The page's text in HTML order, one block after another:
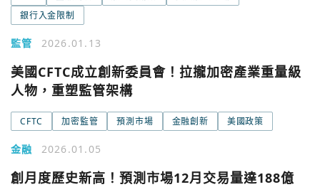
銀行入金限制
監管 2026.01.13
美國CFTC成立創新委員會！拉攏加密產業重量級
人物，重塑監管架構
CFTC 加密監管 預測市場 金融創新 美國政策
金融 2026.01.05
創月度歷史新高！預測市場12月交易量達188億